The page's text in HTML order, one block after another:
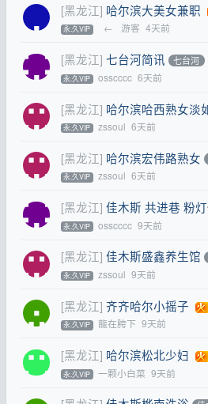
[黑龙江] 哈尔滨大美女兼职
永.久VIP ← 游客 4天前
[黑龙江] 七台河简讯 七台河
永.久VIP osscccc 6天前
[黑龙江] 哈尔滨哈西熟女淡
永.久VIP zssoul 6天前
[黑龙江] 哈尔滨宏伟路熟女
永.久VIP zssoul 6天前
[黑龙江] 佳木斯 共进巷 粉
永.久VIP osscccc 9天前
[黑龙江] 佳木斯盛鑫养生馆
永.久VIP zssoul 9天前
[黑龙江] 齐齐哈尔小摇子
永.久VIP 龍在胯下 9天前
[黑龙江] 哈尔滨松北少妇
永.久VIP 一颗小白菜 9天前